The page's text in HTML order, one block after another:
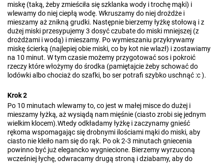
miskę (taką, żeby zmieściła się szklanka wody i trochę mąki) i
wlewamy do niej ciepłą wodę. Wkruszamy do niej drożdże i
mieszamy aż znikną grudki. Następnie bierzemy łyżkę stołową i z
dużej miski przesypujemy 3 dosyć czubate do miski mniejszej (z
drożdżami i wodą) i mieszamy. Po wymieszaniu przykrywamy
miskę ścierką (najlepiej obie miski, co by kot nie wlazł) i zostawiamy
na 10 minut. W tym czasie możemy przygotować sos i pokroić
rzeczy które włożymy do środka (pamiętajcie żeby schować do
lodówki albo chociaż do szafki, bo ser potrafi szybko uschnąć :c ).
Krok 2
Po 10 minutach wlewamy to, co jest w małej misce do dużej i
mieszamy łyżką, aż wysiądą nam mięśnie (ciasto zrobi się jednym
wielkim klocem).Wtedy odkładamy łyżkę i zaczynamy gnieść
rękoma wspomagając się drobnymi ilościami mąki do miski, aby
ciasto nie kleiło nam się do rąk. Po ok 2-3 minutach gniecenia
powinno być już elegancko wygniecione. Bierzemy wyrzuconą
wcześniej łychę, odwracamy drugą stroną i dziabamy, aby do